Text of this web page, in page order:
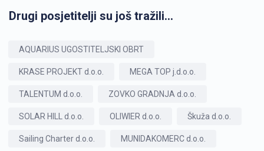
Drugi posjetitelji su još tražili...
AQUARIUS UGOSTITELJSKI OBRT
KRASE PROJEKT d.o.o. MEGA TOP j.d.o.o.
TALENTUM d.o.o. ZOVKO GRADNJA d.o.o.
SOLAR HILL d.o.o. OLIWIER d.o.o. Škuža d.o.o.
Sailing Charter d.o.o. MUNIDAKOMERC d.o.o.